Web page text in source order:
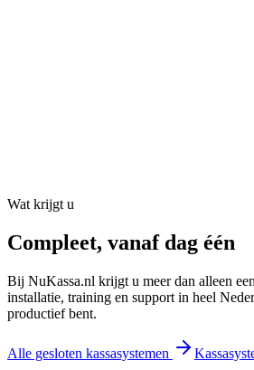
Wat krijgt u
Compleet, vanaf dag één
Bij NuKassa.nl krijgt u meer dan alleen
installatie, training en support in heel
productief bent.
Alle gesloten kassasystemen